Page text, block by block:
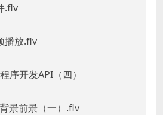
.flv
播放.flv
序开发API（四）
背景前景（一）.flv